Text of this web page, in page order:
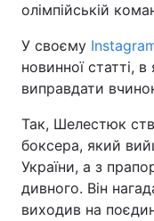
олімпійській
У своєму
новинної статті,
виправдати
Так, Шелестюк
боксера, який
України, а з
дивного. Він
виходив на